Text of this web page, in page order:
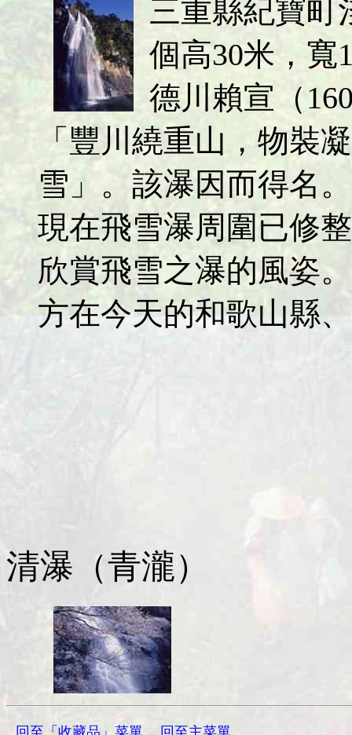
三重縣紀寶町
個高30米，寬
德川賴宣（
「豐川繞重山，物裝
雪」。該瀑因而得名。
現在飛雪瀑周圍已修
欣賞飛雪之瀑的風姿
方在今天的和歌山縣
清瀑（青瀧）
回至「收藏品」菜單 回至主菜單